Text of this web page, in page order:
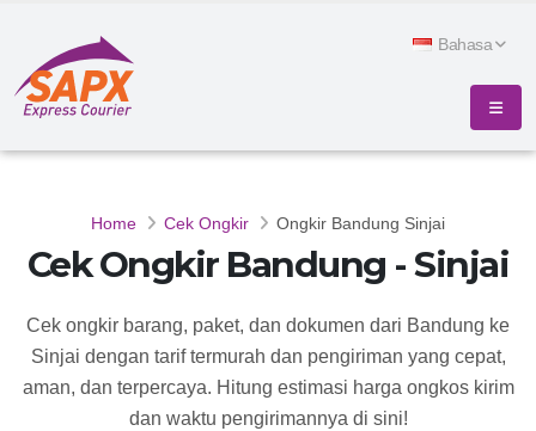
Bahasa
Home Cek Ongkir Ongkir Bandung Sinjai
Cek Ongkir Bandung - Sinjai
Cek ongkir barang, paket, dan dokumen dari Bandung ke
Sinjai dengan tarif termurah dan pengiriman yang cepat,
aman, dan terpercaya. Hitung estimasi harga ongkos kirim
dan waktu pengirimannya di sini!